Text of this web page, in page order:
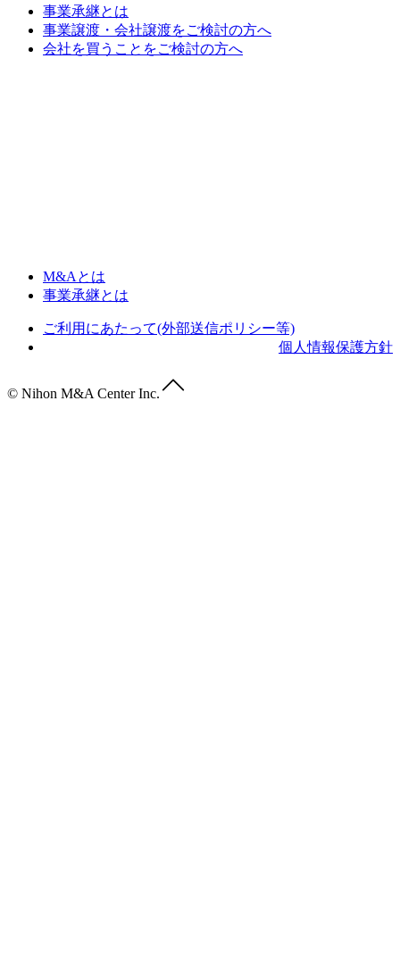
事業承継とは
事業譲渡・会社譲渡をご検討の方へ
会社を買うことをご検討の方へ
M&Aとは
事業承継とは
ご利用にあたって(外部送信ポリシー等)
個人情報保護方針
© Nihon M&A Center Inc.